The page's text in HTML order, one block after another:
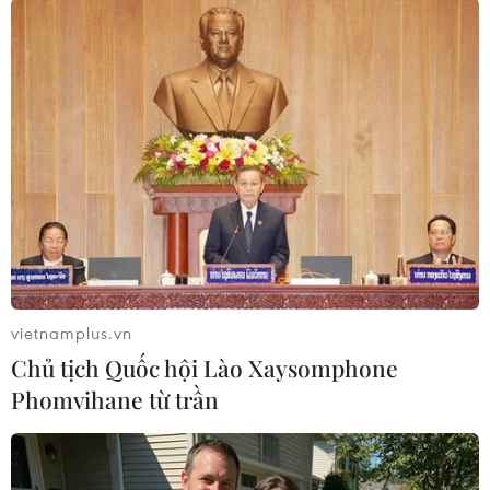
nếu tình hình tiếp diễn, rất có thể đây sẽ biến
thành làn sóng biểu tình lớn nhất kể từ phong
trào "Chiếm Phố Wall" hồi năm 2011 nhằm lên
án giới tài chính ngân hàng nước này - những
tác nhân được cho là gây ra cuộc khủng hoảng
tài chính năm 2008 và nạn thất nghiệp trầm
trọng./.
(TTXVN/Vietnam+)
vietnamplus.vn
Chủ tịch Quốc hội Lào Xaysomphone
Phomvihane từ trần